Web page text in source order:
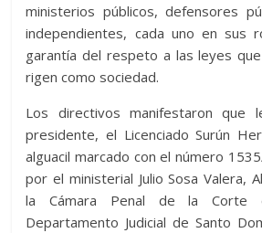
ministerios públicos, defensores
independientes, cada uno en sus
garantía del respeto a las leyes
rigen como sociedad.
Los directivos manifestaron que
presidente, el Licenciado Surún
alguacil marcado con el número
por el ministerial Julio Sosa Valera,
la Cámara Penal de la Corte
Departamento Judicial de Santo